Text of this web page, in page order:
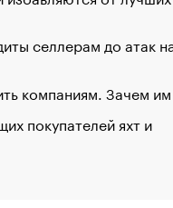
селлерам до атак
компаниям. Зачем
покупателей яхт и